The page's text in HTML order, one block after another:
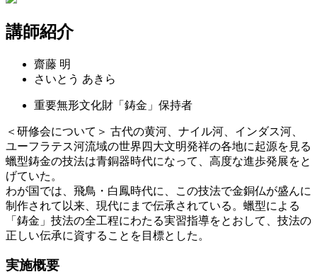
講師紹介
齋藤 明
さいとう あきら
重要無形文化財「鋳金」 保持者
＜研修会について＞ 古代の黄河、ナイル河、インダス河、
ユーフラテス河流域の世界四大文明発祥の各地に起源を見る
蠟型鋳金の技法は青銅器時代になって、高度な進歩発展をと
げていた。
わが国では、飛鳥・白鳳時代に、この技法で金銅仏が盛んに
制作されて以来、現代にまで伝承されている。蠟型による
「鋳金」技法の全工程にわたる実習指導をとおして、技法の
正しい伝承に資することを目標とした。
実施概要